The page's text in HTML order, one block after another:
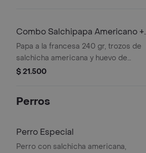
Combo Salchipapa Americano +
Postobon Uva 400 ml
Papa a la francesa 240 gr, trozos de
salchicha americana y huevo de
codorniz. + Gaseosa
$ 21.500
Perros
Perro Especial
Perro con salchicha americana,